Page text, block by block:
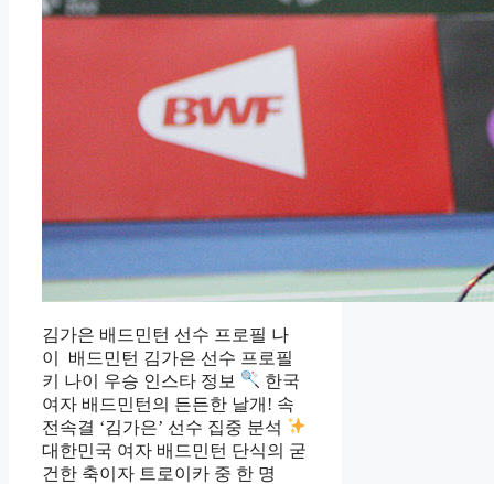
김가은 배드민턴 선수 프로필 나
이 배드민턴 김가은 선수 프로필
키 나이 우승 인스타 정보
한국
여자 배드민턴의 든든한 날개! 속
전속결 ‘김가은’ 선수 집중 분석
대한민국 여자 배드민턴 단식의 굳
건한 축이자 트로이카 중 한 명